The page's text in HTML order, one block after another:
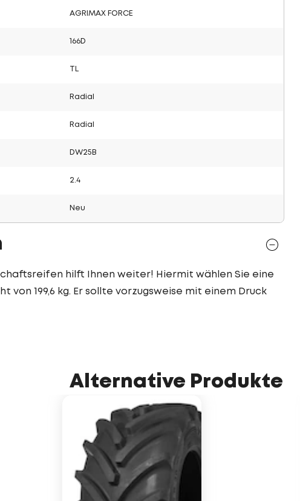
AGRIMAX FORCE
166D
Radial
Radial
DW25B
2.4
Neu
hilft Ihnen weiter! Hiermit wählen Sie eine
von 199,6 kg. Er sollte vorzugsweise mit einem Druck
Alternative Produkte